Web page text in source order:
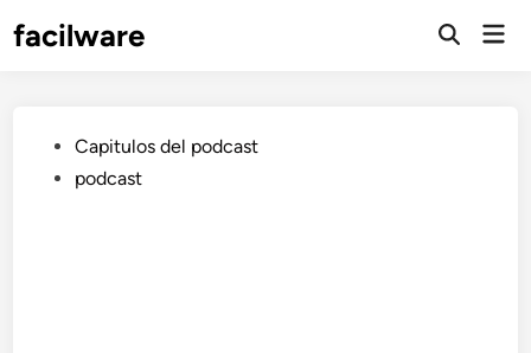
facilware
Publicado
en
Capitulos del podcast
podcast